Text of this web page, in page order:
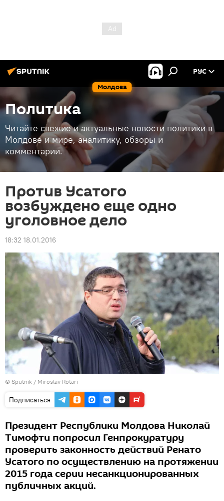
Молдова
РУС
Политика
Читайте свежие и актуальные новости политики в
Молдове и мире, аналитику, обзоры и
комментарии.
Против Усатого
возбуждено еще одно
уголовное дело
18:32 18.01.2016
© Sputnik / Miroslav Rotari
Подписаться
Президент Республики Молдова Николай
Тимофти попросил Генпрокуратуру
проверить законность действий Ренато
Усатого по осуществлению на протяжении
2015 года серии несанкционированных
публичных акций.